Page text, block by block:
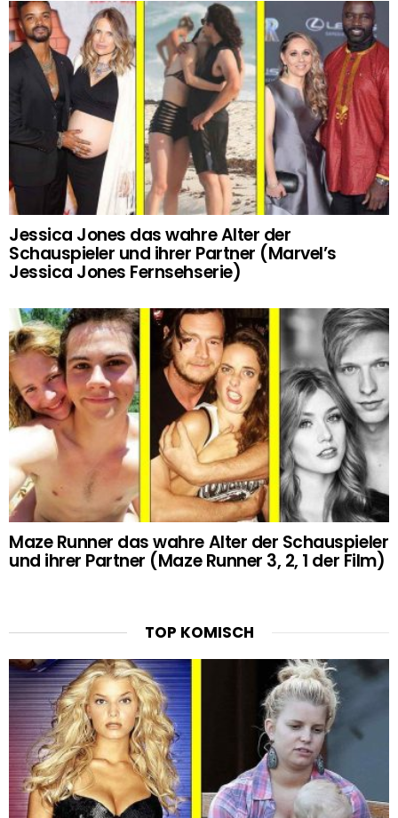
Jessica Jones das wahre Alter der
Schauspieler und ihrer Partner (Marvel’s
Jessica Jones Fernsehserie)
Maze Runner das wahre Alter der Schauspieler
und ihrer Partner (Maze Runner 3, 2, 1 der Film)
TOP KOMISCH